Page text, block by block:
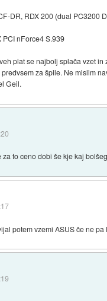
DR, RDX 200 (dual PC3200
PCI nForce4 S.939
plat se najbolj splača vzet in
za špile. Ne mislim
Geil.
to ceno dobi še kje kaj
potem vzemi ASUS če ne pa